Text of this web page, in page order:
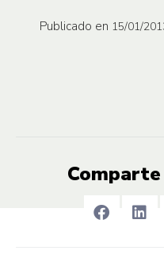
Publicado en 15/01/